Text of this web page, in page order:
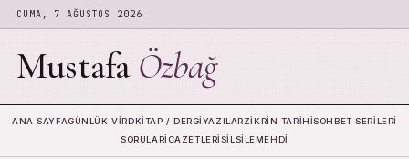
CUMA, 7 AĞUSTOS 2026
Mustafa Özbağ
ANA SAYFAGÜNLÜK VIRDKITAP / DERGIYAZILARZIKRIN TARIHISOHBET SERILERI
SORULARİCAZETLERISILSILEMEHDI